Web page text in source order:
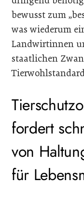
bewusst zum
was wiederum
Landwirtinnen
staatlichen
fordert
von
für